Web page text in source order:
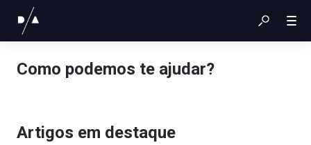
Como podemos te ajudar?
Artigos em destaque